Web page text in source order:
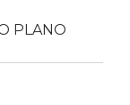
PLANO